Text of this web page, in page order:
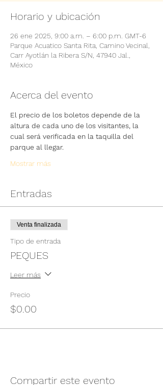
Horario y ubicación
26 ene 2025, 9:00 a.m. – 6:00 p.m. GMT-6
Parque Acuatico Santa Rita, Camino Vecinal,
Carr Ayotlán la Ribera S/N, 47940 Jal.,
México
Acerca del evento
El precio de los boletos depende de la
altura de cada uno de los visitantes, la
cual será verificada en la taquilla del
parque al llegar.
Mostrar más
Entradas
Venta finalizada
Tipo de entrada
PEQUES
Leer más
Precio
$0.00
Compartir este evento